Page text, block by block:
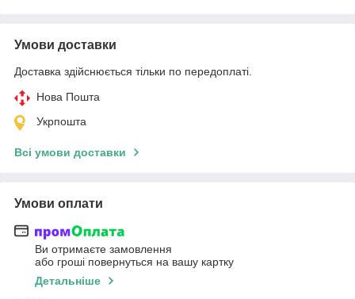
Умови доставки
Доставка здійснюється тільки по передоплаті.
Нова Пошта
Укрпошта
Всі умови доставки
Умови оплати
Ви отримаєте замовлення
або гроші повернуться на вашу картку
Детальніше